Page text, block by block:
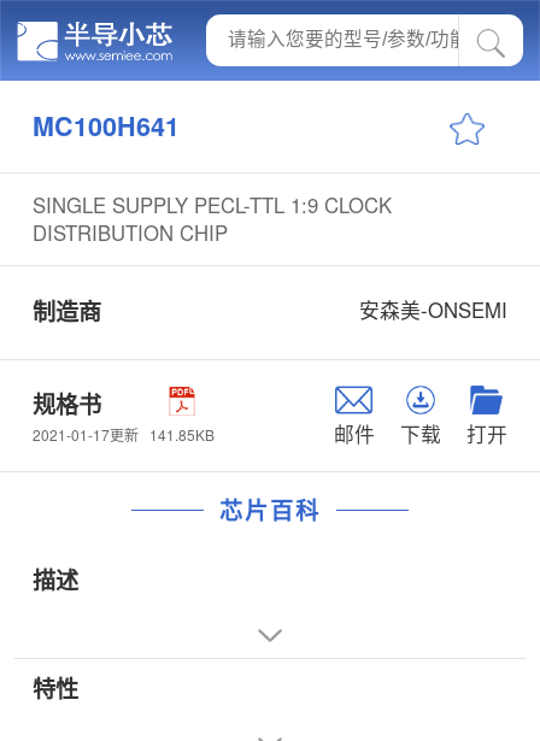
MC100H641
SINGLE SUPPLY PECL-TTL 1:9 CLOCK
DISTRIBUTION CHIP
制造商 安森美-ONSEMI
规格书
2021-01-17更新 141.85KB 邮件 下载 打开
芯片百科
描述
特性